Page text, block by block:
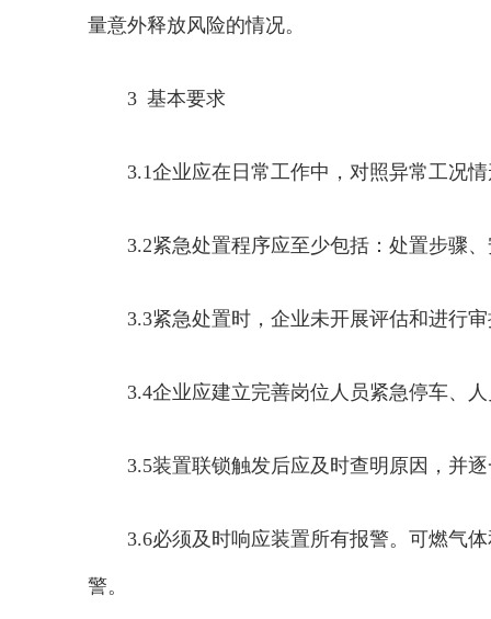
量意外释放风险的情况。
3 基本要求
3.1企业应在日常工作中， 对照异常工况
3.2紧急处置程序应至少包括：处置步骤
3.3紧急处置时，企业未开展评估和进行
3.4企业应建立完善岗位人员紧急停车、
3.5装置联锁触发后应及时查明原因，并
3.6必须及时响应装置所有报警。 可燃气
警。